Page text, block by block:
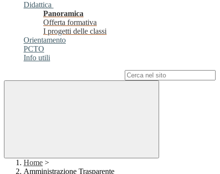
Didattica
Panoramica
Offerta formativa
I progetti delle classi
Orientamento
PCTO
Info utili
Home >
Amministrazione Trasparente